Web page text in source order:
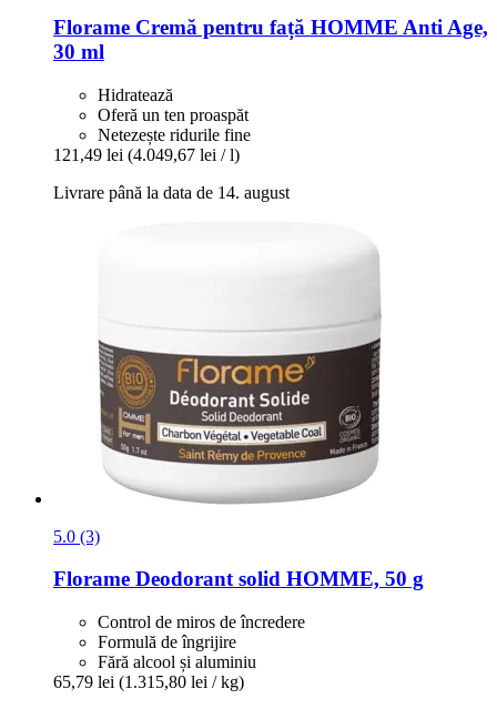
Florame Cremă pentru față HOMME Anti Age,
30 ml
Hidratează
Oferă un ten proaspăt
Netezește ridurile fine
121,49 lei (4.049,67 lei / l)
Livrare până la data de 14. august
5.0 (3)
Florame Deodorant solid HOMME, 50 g
Control de miros de încredere
Formulă de îngrijire
Fără alcool și aluminiu
65,79 lei (1.315,80 lei / kg)